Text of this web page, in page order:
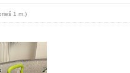
1 m.)